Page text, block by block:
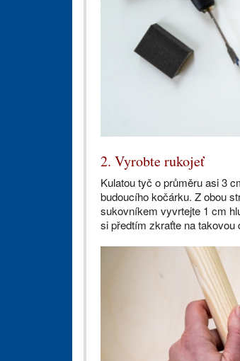
2. Vyrobte rukojeť
Kulatou tyč o průměru asi 3
budoucího kočárku. Z obou
sukovníkem vyvrtejte 1 cm
si předtím zkraťte na takovou